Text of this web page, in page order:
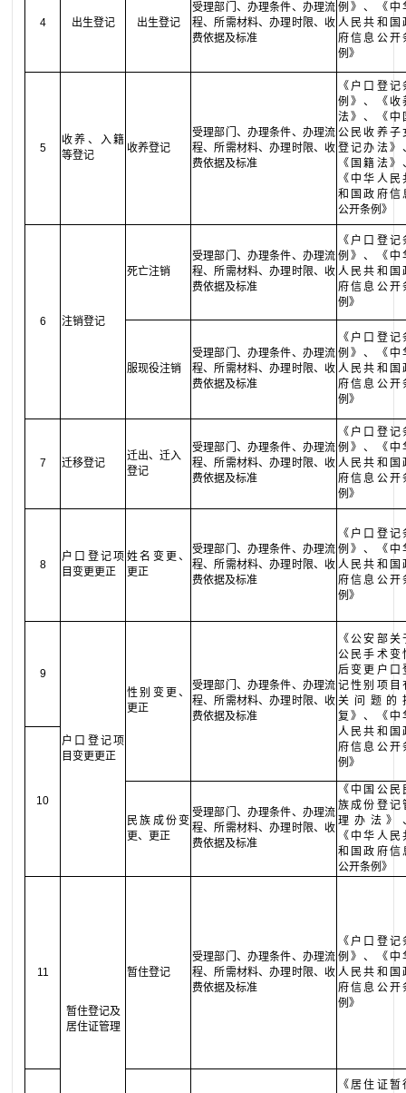
4 出生登记 出生登记
受理部门、办理条件、办理流
程、所需材料、办理时限、收
费依据及标准
例》、《中
人民共和国
府信息公开
例》
5
收养、入籍
等登记
收养登记
受理部门、办理条件、办理流
程、所需材料、办理时限、收
费依据及标准
《户口登记
例》、《收
法》、《中
公民收养子
登记办法》
《国籍法》
《中华人民
和国政府信
公开条例》
6 注销登记
死亡注销
受理部门、办理条件、办理流
程、所需材料、办理时限、收
费依据及标准
《户口登记
例》、《中
人民共和国
府信息公开
例》
服现役注销
受理部门、办理条件、办理流
程、所需材料、办理时限、收
费依据及标准
《户口登记
例》、《中
人民共和国
府信息公开
例》
7 迁移登记
迁出、迁入
登记
受理部门、办理条件、办理流
程、所需材料、办理时限、收
费依据及标准
《户口登记
例》、《中
人民共和国
府信息公开
例》
8
户口登记项
目变更更正
姓名变更、
更正
受理部门、办理条件、办理流
程、所需材料、办理时限、收
费依据及标准
《户口登记
例》、《中
人民共和国
府信息公开
例》
9
户口登记项
目变更更正
性别变更、
更正
受理部门、办理条件、办理流
程、所需材料、办理时限、收
费依据及标准
《公安部关
公民手术变
后变更户口
记性别项目
关问题的
复》、《中
人民共和国
府信息公开
例》
10
民族成份变
更、更正
受理部门、办理条件、办理流
程、所需材料、办理时限、收
费依据及标准
《中国公民
族成份登记
理办法》
《中华人民
和国政府信
公开条例》
11
暂住登记及
居住证管理
暂住登记
受理部门、办理条件、办理流
程、所需材料、办理时限、收
费依据及标准
《户口登记
例》、《中
人民共和国
府信息公开
例》
《居住证暂